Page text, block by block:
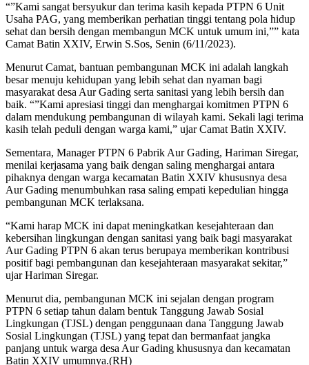
“”Kami sangat bersyukur dan terima kasih kepada PTPN 6 Unit
Usaha PAG, yang memberikan perhatian tinggi tentang pola hidup
sehat dan bersih dengan membangun MCK untuk umum ini,”” kata
Camat Batin XXIV, Erwin S.Sos, Senin (6/11/2023).
Menurut Camat, bantuan pembangunan MCK ini adalah langkah
besar menuju kehidupan yang lebih sehat dan nyaman bagi
masyarakat desa Aur Gading serta sanitasi yang lebih bersih dan
baik. “”Kami apresiasi tinggi dan menghargai komitmen PTPN 6
dalam mendukung pembangunan di wilayah kami. Sekali lagi terima
kasih telah peduli dengan warga kami,” ujar Camat Batin XXIV.
Sementara, Manager PTPN 6 Pabrik Aur Gading, Hariman Siregar,
menilai kerjasama yang baik dengan saling menghargai antara
pihaknya dengan warga kecamatan Batin XXIV khususnya desa
Aur Gading menumbuhkan rasa saling empati kepedulian hingga
pembangunan MCK terlaksana.
“Kami harap MCK ini dapat meningkatkan kesejahteraan dan
kebersihan lingkungan dengan sanitasi yang baik bagi masyarakat
Aur Gading PTPN 6 akan terus berupaya memberikan kontribusi
positif bagi pembangunan dan kesejahteraan masyarakat sekitar,”
ujar Hariman Siregar.
Menurut dia, pembangunan MCK ini sejalan dengan program
PTPN 6 setiap tahun dalam bentuk Tanggung Jawab Sosial
Lingkungan (TJSL) dengan penggunaan dana Tanggung Jawab
Sosial Lingkungan (TJSL) yang tepat dan bermanfaat jangka
panjang untuk warga desa Aur Gading khususnya dan kecamatan
Batin XXIV umumnya.(RH)